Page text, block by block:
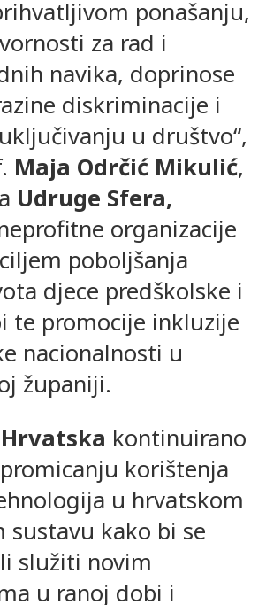
ponašanju,
za rad i
navika, doprinose
diskriminacije i
u društvo“,
Maja Odrčić Mikulić,
Udruge Sfera,
organizacije
poboljšanja
djece predškolske i
te promocije inkluzije
nacionalnosti u
županiji.
kontinuirano
korištenja
u hrvatskom
sustavu kako bi se
služiti novim
u ranoj dobi i